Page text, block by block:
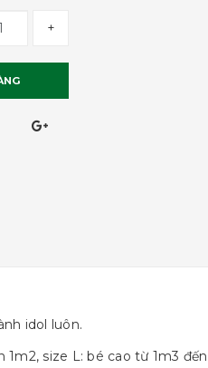
+
idol luôn.
size L: bé cao từ 1m3